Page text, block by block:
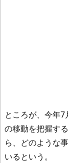
ところが、今年
の移動を把握す
ら、どのような
いるという。